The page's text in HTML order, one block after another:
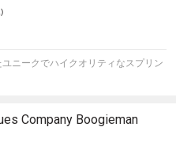
ニークでハイクオリティなスプリン
Company Boogieman